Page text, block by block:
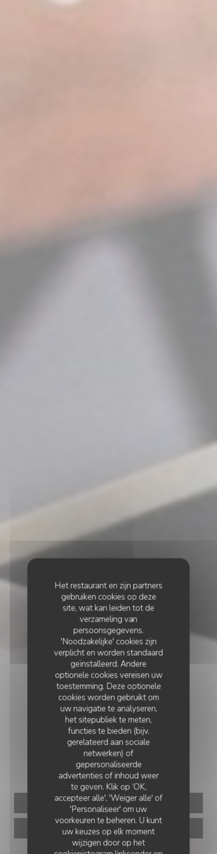
Het restaurant en zijn partners
gebruiken cookies op deze
site, wat kan leiden tot de
verzameling van
persoonsgegevens.
'Noodzakelijke' cookies zijn
verplicht en worden standaard
geïnstalleerd. Andere
optionele cookies vereisen uw
toestemming. Deze optionele
cookies worden gebruikt om
uw navigatie te analyseren,
het sitepubliek te meten,
functies te bieden (bijv.
gerelateerd aan sociale
netwerken) of
gepersonaliseerde
advertenties of inhoud weer
te geven. Klik op 'OK,
accepteer alle', 'Weiger alle' of
'Personaliseer' om uw
voorkeuren te beheren. U kunt
uw keuzes op elk moment
wijzigen door op het
ITALIAANS RESTAURANT• PARIS
ZAZZA
RESERVEER EEN TAFEL
AFHAAL